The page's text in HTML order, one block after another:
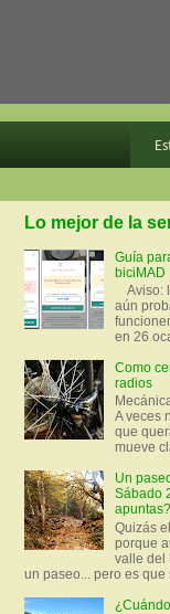
en
Lo mejor de la
Guía
biciMAD
Aviso:
aún
en 26
Como
radios
A veces
que
mueve
Un
Sábado
apuntas?
Quizás
porque
valle del
un paseo... pero es que